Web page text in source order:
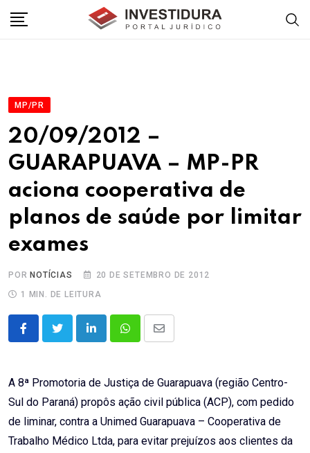
MP/PR
20/09/2012 –
GUARAPUAVA – MP-PR
aciona cooperativa de
planos de saúde por limitar
exames
POR NOTÍCIAS
20 DE SETEMBRO DE 2012
1 MIN. DE LEITURA
LinkedInWhatsappShare
Email
A 8ª Promotoria de Justiça de Guarapuava (região Centro-
Sul do Paraná) propôs ação civil pública (ACP), com pedido
de liminar, contra a Unimed Guarapuava – Cooperativa de
Trabalho Médico Ltda, para evitar prejuízos aos clientes da